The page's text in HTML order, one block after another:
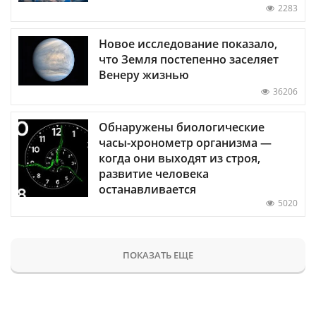
2283
Новое исследование показало,
что Земля постепенно заселяет
Венеру жизнью
36206
Обнаружены биологические
часы-хронометр организма —
когда они выходят из строя,
развитие человека
останавливается
5020
ПОКАЗАТЬ ЕЩЕ